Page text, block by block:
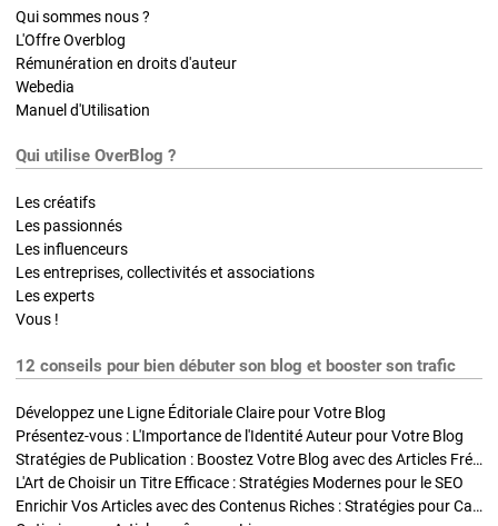
Qui sommes nous ?
L'Offre Overblog
Rémunération en droits d'auteur
Webedia
Manuel d'Utilisation
Qui utilise OverBlog ?
Les créatifs
Les passionnés
Les influenceurs
Les entreprises, collectivités et associations
Les experts
Vous !
12 conseils pour bien débuter son blog et booster son trafic
Développez une Ligne Éditoriale Claire pour Votre Blog
Présentez-vous : L'Importance de l'Identité Auteur pour Votre Blog
Stratégies de Publication : Boostez Votre Blog avec des Articles Fréquents et Exclusifs
L'Art de Choisir un Titre Efficace : Stratégies Modernes pour le SEO
Enrichir Vos Articles avec des Contenus Riches : Stratégies pour Captiver et Optimiser